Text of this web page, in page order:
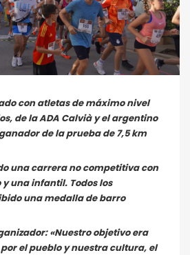
con atletas de máximo nivel
de la ADA Calvià y el argentino
de la prueba de 7,5 km
una carrera no competitiva con
una infantil. Todos los
una medalla de barro
«Nuestro objetivo era
el pueblo y nuestra cultura, el